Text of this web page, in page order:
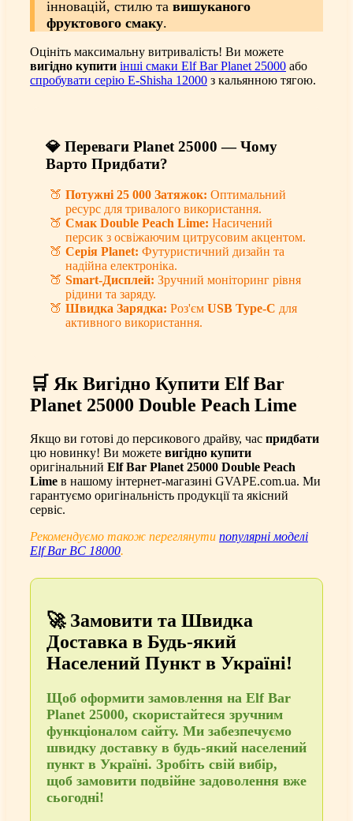
інновацій, стилю та вишуканого
фруктового смаку.
Оцініть максимальну витривалість! Ви можете
вигідно купити інші смаки Elf Bar Planet 25000 або
спробувати серію E-Shisha 12000 з кальянною тягою.
💎 Переваги Planet 25000 — Чому
Варто Придбати?
Потужні 25 000 Затяжок: Оптимальний
ресурс для тривалого використання.
Смак Double Peach Lime: Насичений
персик з освіжаючим цитрусовим акцентом.
Серія Planet: Футуристичний дизайн та
надійна електроніка.
Smart-Дисплей: Зручний моніторинг рівня
рідини та заряду.
Швидка Зарядка: Роз'єм USB Type-C для
активного використання.
🛒 Як Вигідно Купити Elf Bar
Planet 25000 Double Peach Lime
Якщо ви готові до персикового драйву, час придбати
цю новинку! Ви можете вигідно купити
оригінальний Elf Bar Planet 25000 Double Peach
Lime в нашому інтернет-магазині GVAPE.com.ua. Ми
гарантуємо оригінальність продукції та якісний
сервіс.
Рекомендуємо також переглянути популярні моделі
Elf Bar BC 18000.
🚀 Замовити та Швидка
Доставка в Будь-який
Населений Пункт в Україні!
Щоб оформити замовлення на Elf Bar
Planet 25000, скористайтеся зручним
функціоналом сайту. Ми забезпечуємо
швидку доставку в будь-який населений
пункт в Україні. Зробіть свій вибір,
щоб замовити подвійне задоволення вже
сьогодні!